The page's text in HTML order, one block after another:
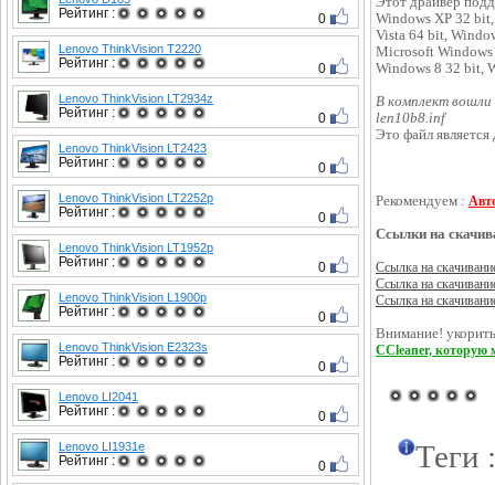
Рейтинг : 0
Lenovo ThinkVision T2220
Рейтинг : 0
Lenovo ThinkVision LT2934z
Рейтинг : 0
Lenovo ThinkVision LT2423
Рейтинг : 0
Lenovo ThinkVision LT2252p
Рейтинг : 0
Lenovo ThinkVision LT1952p
Рейтинг : 0
Lenovo ThinkVision L1900p
Рейтинг : 0
Lenovo ThinkVision E2323s
Рейтинг : 0
Lenovo LI2041
Рейтинг : 0
Lenovo LI1931e
Рейтинг : 0
Windows XP 32
Vista 64 bit,
Microsoft
Windows 8 32 bit,
В комплект
len10b8.inf
Это файл
Рекомендуем :
Ссылки на
Ссылка на
Ссылка на
Ссылка на
Внимание!
CCleaner, которую
Теги